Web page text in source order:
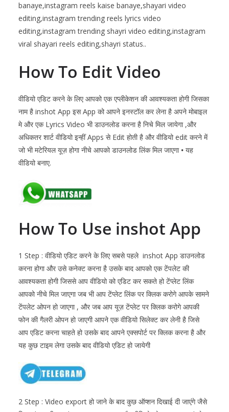
banaye,instagram reels kaise banaye,shayari video
editing,instagram trending reels lyrics video
editing,instagram trending shayri video editing,instagram
viral shayari reels editing,shayri status..
How To Edit Video
वीडियो एडिट करने के लिए आपको एक एप्लीकेशन की आवश्यकता होगी जिसका
नाम है inshot App इस App को आपने इनस्टॉल कर लेना है अपने मोबाइल
मे और एक Lyrics Video भी डाउनलोड करना है निचे मिल जायेगा ,और
अधिकतर शार्ट वीडियो इन्हीं Apps से Edit होती है और वीडियो edit करने में
जो भी मटेरियल यूज़ होगा नीचे आपको डाउनलोड लिंक मिल जाएगा • यह
वीडियो बनाए.
How To Use inshot App
1 Step : वीडियो एडिट करने के लिए सबसे पहले inshot App डाउनलोड
करना होगा और उसे कनेक्ट करना है उसके बाद आपको एक टेंपलेट की
आवश्यकता होगी जिससे आप वीडियो को एडिट कर सकते हो टेंप्लेट लिंक
आपको नीचे मिल जाएगा जब भी आप टेंप्लेट लिंक पर क्लिक करोगे आपके सामने
टेंपलेट ओपन हो जाएगा , और जब आप यूज़ टेंप्लेट पर क्लिक करोगे आपकी
फोन की गैलरी ओपन हो जाएगी आपने एक वीडियो सिलेक्ट कर लेनी है जिसे
आप एडिट करना चाहते हो उसके बाद आपने एक्सपोर्ट पर क्लिक करना है और
यह कुछ टाइम लेगा उसके बाद वीडियो एडिट हो जायेगी
2 Step : Video export हो जाने के बाद कुछ ऑप्शन दिखाई दी जाएंगे जैसे